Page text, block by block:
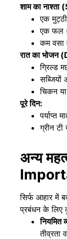
शाम का नाश्ता
एक
एक फल
कम वसा
रात का भोजन
ग्रिल्ड
सब्जियों
चिकन
पूरे दिन:
पर्याप्त
ग्रीन
अन्य
सिर्फ आहार में
प्रबंधन के लिए
नियमित
तीव्रता